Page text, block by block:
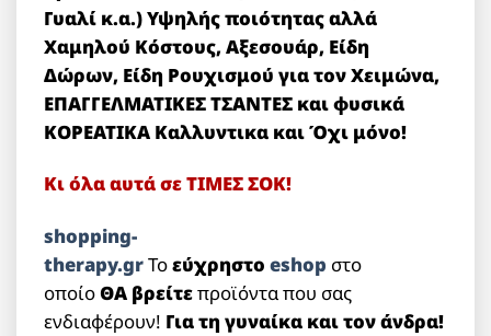
Γυαλί κ.α.) Υψηλής ποιότητας αλλά
Χαμηλού Κόστους, Αξεσουάρ, Είδη
Δώρων, Είδη Ρουχισμού για τον Χειμώνα,
ΕΠΑΓΓΕΛΜΑΤΙΚΕΣ ΤΣΑΝΤΕΣ και φυσικά
ΚΟΡΕΑΤΙΚΑ Καλλυντικα και Όχι μόνο!
Κι όλα αυτά σε ΤΙΜΕΣ ΣΟΚ!
shopping-
therapy.grΤοεύχρηστοeshop στο
οποίοΘΑ βρείτεπροϊόντα που σας
ενδιαφέρουν! Για τη γυναίκα και τον άνδρα!